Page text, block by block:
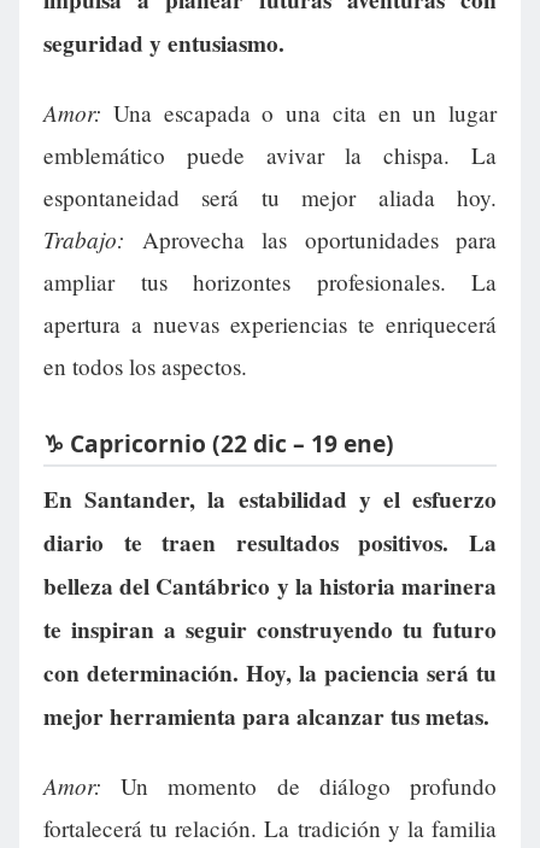
seguridad y entusiasmo.
Amor: Una escapada o una cita en un lugar
emblemático puede avivar la chispa. La
espontaneidad será tu mejor aliada hoy.
Trabajo: Aprovecha las oportunidades para
ampliar tus horizontes profesionales. La
apertura a nuevas experiencias te enriquecerá
en todos los aspectos.
♑ Capricornio (22 dic – 19 ene)
En Santander, la estabilidad y el esfuerzo
diario te traen resultados positivos. La
belleza del Cantábrico y la historia marinera
te inspiran a seguir construyendo tu futuro
con determinación. Hoy, la paciencia será tu
mejor herramienta para alcanzar tus metas.
Amor: Un momento de diálogo profundo
fortalecerá tu relación. La tradición y la familia